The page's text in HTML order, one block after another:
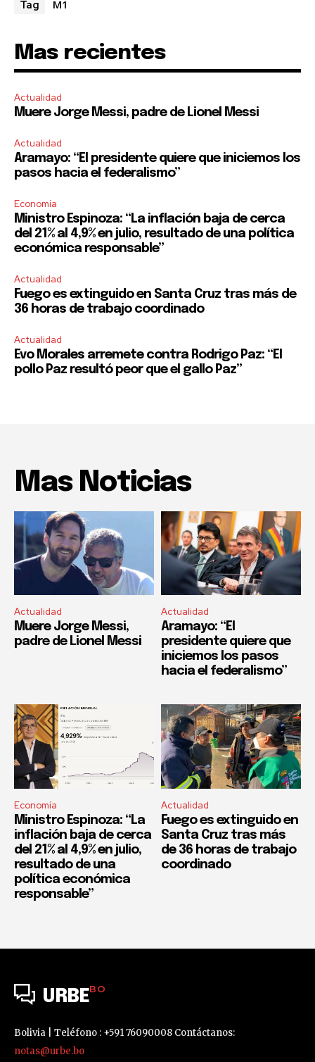
Tag M1
Mas recientes
Actualidad
Muere Jorge Messi, padre de Lionel Messi
Actualidad
Aramayo: “El presidente quiere que iniciemos los
pasos hacia el federalismo”
Economía
Ministro Espinoza: “La inflación baja de cerca
del 21% al 4,9% en julio, resultado de una política
económica responsable”
Actualidad
Fuego es extinguido en Santa Cruz tras más de
36 horas de trabajo coordinado
Actualidad
Evo Morales arremete contra Rodrigo Paz: “El
pollo Paz resultó peor que el gallo Paz”
Mas Noticias
Actualidad
Muere Jorge Messi,
padre de Lionel Messi
Actualidad
Aramayo: “El
presidente quiere que
iniciemos los pasos
hacia el federalismo”
Economía
Ministro Espinoza: “La
inflación baja de cerca
del 21% al 4,9% en julio,
resultado de una
política económica
responsable”
Actualidad
Fuego es extinguido en
Santa Cruz tras más
de 36 horas de trabajo
coordinado
URBEBO
Bolivia | Teléfono : +591 76090008 Contáctanos:
notas@urbe.bo